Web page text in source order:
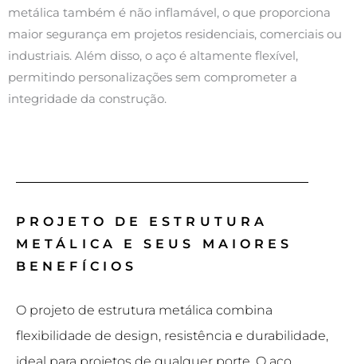
metálica também é não inflamável, o que proporciona
maior segurança em projetos residenciais, comerciais ou
industriais. Além disso, o aço é altamente flexível,
permitindo personalizações sem comprometer a
integridade da construção.
PROJETO DE ESTRUTURA
METÁLICA E SEUS MAIORES
BENEFÍCIOS
O projeto de estrutura metálica combina
flexibilidade de design, resistência e durabilidade,